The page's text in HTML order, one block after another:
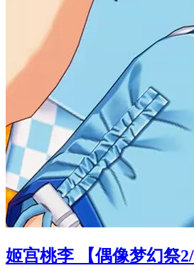
姬宫桃李 【偶像梦幻祭